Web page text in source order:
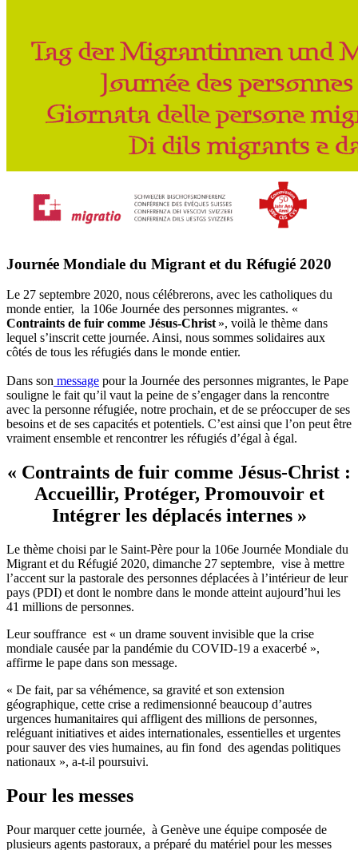
Journée Mondiale du Migrant et du Réfugié 2020
Le 27 septembre 2020, nous célébrerons, avec les catholiques du
monde entier, la 106e Journée des personnes migrantes. «
Contraints de fuir comme Jésus-Christ», voilà le thème dans
lequel s’inscrit cette journée. Ainsi, nous sommes solidaires aux
côtés de tous les réfugiés dans le monde entier.
Dans son message pour la Journée des personnes migrantes, le Pape
souligne le fait qu’il vaut la peine de s’engager dans la rencontre
avec la personne réfugiée, notre prochain, et de se préoccuper de ses
besoins et de ses capacités et potentiels. C’est ainsi que l’on peut être
vraiment ensemble et rencontrer les réfugiés d’égal à égal.
« Contraints de fuir comme Jésus-Christ :
Accueillir, Protéger, Promouvoir et
Intégrer les déplacés internes »
Le thème choisi par le Saint-Père pour la 106e Journée Mondiale du
Migrant et du Réfugié 2020, dimanche 27 septembre, vise à mettre
l’accent sur la pastorale des personnes déplacées à l’intérieur de leur
pays (PDI) et dont le nombre dans le monde atteint aujourd’hui les
41 millions de personnes.
Leur souffrance est « un drame souvent invisible que la crise
mondiale causée par la pandémie du COVID-19 a exacerbé »,
affirme le pape dans son message.
« De fait, par sa véhémence, sa gravité et son extension
géographique, cette crise a redimensionné beaucoup d’autres
urgences humanitaires qui affligent des millions de personnes,
reléguant initiatives et aides internationales, essentielles et urgentes
pour sauver des vies humaines, au fin fond des agendas politiques
nationaux », a-t-il poursuivi.
Pour les messes
Pour marquer cette journée, à Genève une équipe composée de
plusieurs agents pastoraux, a préparé du matériel pour les messes